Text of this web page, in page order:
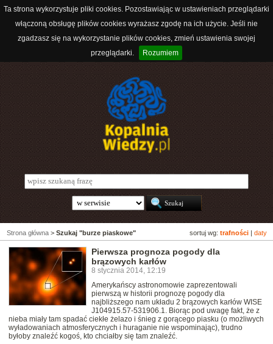
Ta strona wykorzystuje pliki cookies. Pozostawiając w ustawieniach przeglądarki
włączoną obsługę plików cookies wyrażasz zgodę na ich użycie. Jeśli nie
zgadzasz się na wykorzystanie plików cookies, zmień ustawienia swojej
przeglądarki.
Rozumiem
sortuj wg: trafności daty
Strona główna > Szukaj "burze piaskowe"
Pierwsza prognoza pogody dla
brązowych karłów
8 stycznia 2014, 12:19
Amerykańscy astronomowie zaprezentowali
pierwszą w historii prognozę pogody dla
najbliższego nam układu 2 brązowych karłów WISE
J104915.57-531906.1. Biorąc pod uwagę fakt, że z
nieba miały tam spadać ciekłe żelazo i śnieg z gorącego piasku (o możliwych
wyładowaniach atmosferycznych i huraganie nie wspominając), trudno
byłoby znaleźć kogoś, kto chciałby się tam znaleźć.